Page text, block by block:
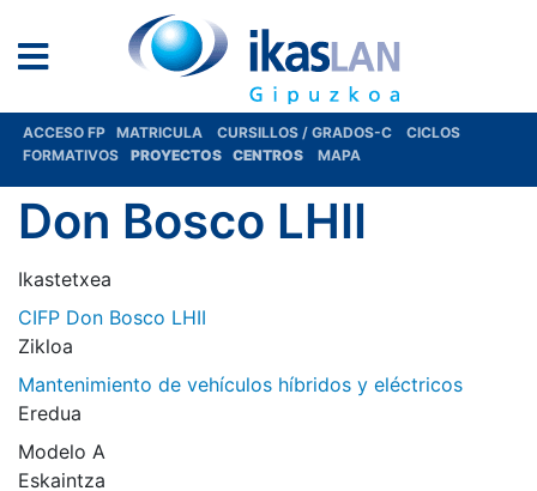
ACCESO FP MATRICULA CURSILLOS / GRADOS-C
CICLOS
FORMATIVOS
PROYECTOS CENTROS MAPA
Don Bosco LHII
Ikastetxea
CIFP Don Bosco LHII
Zikloa
Mantenimiento de vehículos híbridos y eléctricos
Eredua
Modelo A
Eskaintza